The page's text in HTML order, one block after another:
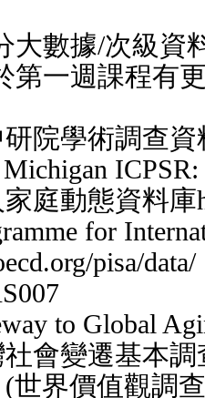
大數據/次級資
第一週課程有
院學術調查資
ICPSR:
庭動態資料庫
for
pisa/
to Global
會變遷基本調
(世界價值觀調